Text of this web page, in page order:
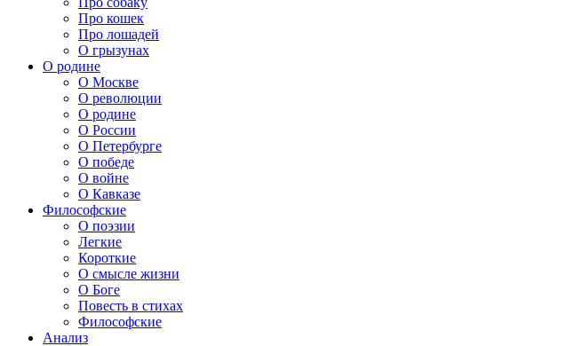
Про кошек
Про лошадей
О грызунах
О родине
О Москве
О революции
О родине
О России
О Петербурге
О победе
О войне
О Кавказе
Философские
О поэзии
Легкие
Короткие
О смысле жизни
О Боге
Повесть в стихах
Философские
Анализ